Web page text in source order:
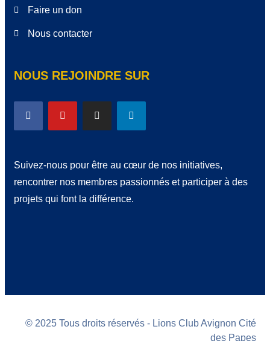
Faire un don
Nous contacter
NOUS REJOINDRE SUR
Suivez-nous pour être au cœur de nos initiatives,
rencontrer nos membres passionnés et participer à des
projets qui font la différence.
© 2025 Tous droits réservés - Lions Club Avignon Cité
des Papes